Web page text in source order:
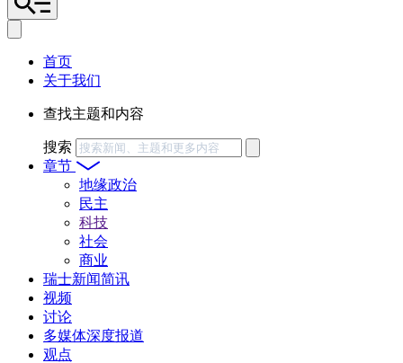
首页
关于我们
查找主题和内容
搜索
章节
地缘政治
民主
科技
社会
商业
瑞士新闻简讯
视频
讨论
多媒体深度报道
观点